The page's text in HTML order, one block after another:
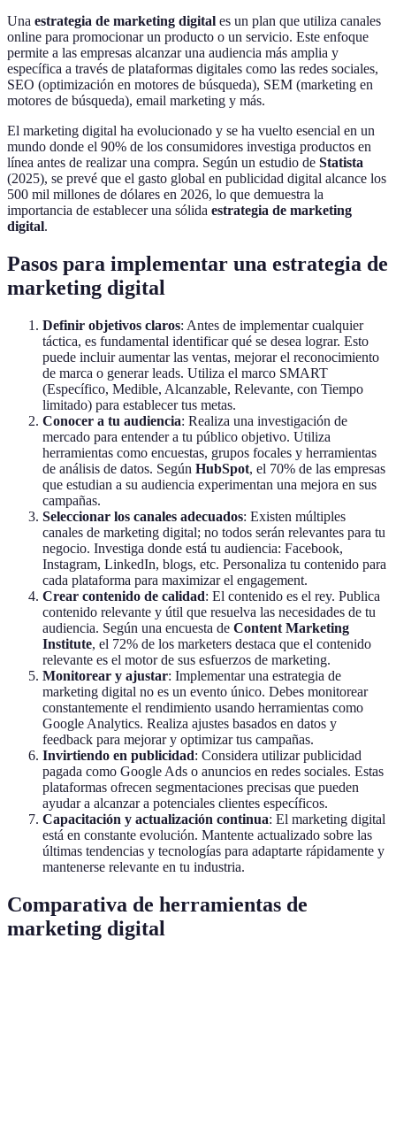
Una estrategia de marketing digital es un plan que utiliza canales
online para promocionar un producto o un servicio. Este enfoque
permite a las empresas alcanzar una audiencia más amplia y
específica a través de plataformas digitales como las redes sociales,
SEO (optimización en motores de búsqueda), SEM (marketing en
motores de búsqueda), email marketing y más.
El marketing digital ha evolucionado y se ha vuelto esencial en un
mundo donde el 90% de los consumidores investiga productos en
línea antes de realizar una compra. Según un estudio de Statista
(2025), se prevé que el gasto global en publicidad digital alcance los
500 mil millones de dólares en 2026, lo que demuestra la
importancia de establecer una sólida estrategia de marketing
digital.
Pasos para implementar una estrategia de
marketing digital
Definir objetivos claros: Antes de implementar cualquier
táctica, es fundamental identificar qué se desea lograr. Esto
puede incluir aumentar las ventas, mejorar el reconocimiento
de marca o generar leads. Utiliza el marco SMART
(Específico, Medible, Alcanzable, Relevante, con Tiempo
limitado) para establecer tus metas.
Conocer a tu audiencia: Realiza una investigación de
mercado para entender a tu público objetivo. Utiliza
herramientas como encuestas, grupos focales y herramientas
de análisis de datos. Según HubSpot, el 70% de las empresas
que estudian a su audiencia experimentan una mejora en sus
campañas.
Seleccionar los canales adecuados: Existen múltiples
canales de marketing digital; no todos serán relevantes para tu
negocio. Investiga donde está tu audiencia: Facebook,
Instagram, LinkedIn, blogs, etc. Personaliza tu contenido para
cada plataforma para maximizar el engagement.
Crear contenido de calidad: El contenido es el rey. Publica
contenido relevante y útil que resuelva las necesidades de tu
audiencia. Según una encuesta de Content Marketing
Institute, el 72% de los marketers destaca que el contenido
relevante es el motor de sus esfuerzos de marketing.
Monitorear y ajustar: Implementar una estrategia de
marketing digital no es un evento único. Debes monitorear
constantemente el rendimiento usando herramientas como
Google Analytics. Realiza ajustes basados en datos y
feedback para mejorar y optimizar tus campañas.
Invirtiendo en publicidad: Considera utilizar publicidad
pagada como Google Ads o anuncios en redes sociales. Estas
plataformas ofrecen segmentaciones precisas que pueden
ayudar a alcanzar a potenciales clientes específicos.
Capacitación y actualización continua: El marketing digital
está en constante evolución. Mantente actualizado sobre las
últimas tendencias y tecnologías para adaptarte rápidamente y
mantenerse relevante en tu industria.
Comparativa de herramientas de
marketing digital